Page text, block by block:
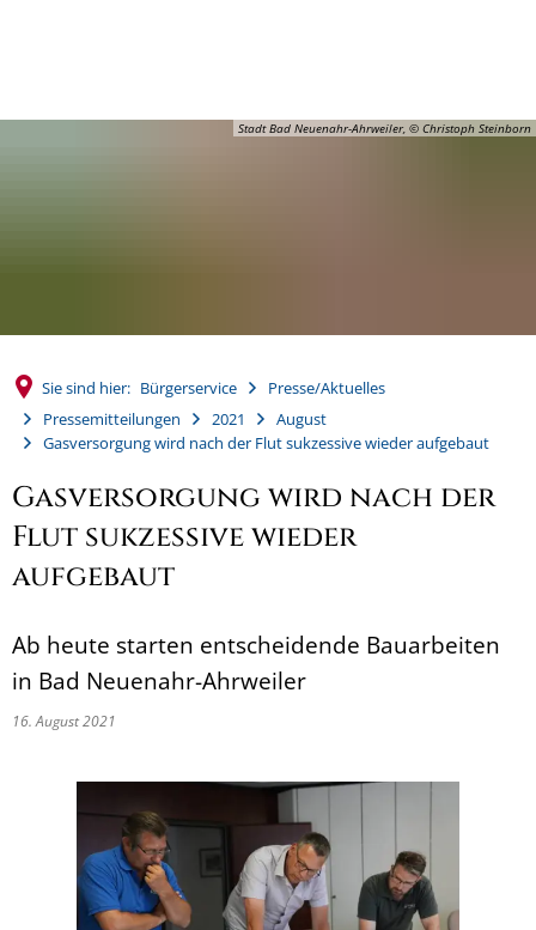
Stadt Bad Neuenahr-Ahrweiler, © Christoph Steinborn
Sie sind hier: Bürgerservice
Presse/Aktuelles
Pressemitteilungen
2021
August
Gasversorgung wird nach der Flut sukzessive wieder aufgebaut
Gasversorgung wird nach der
Flut sukzessive wieder
aufgebaut
Ab heute starten entscheidende Bauarbeiten
in Bad Neuenahr-Ahrweiler
16. August 2021